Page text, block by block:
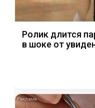
Ролик длится
в шоке от